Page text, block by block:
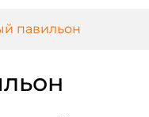
павильон